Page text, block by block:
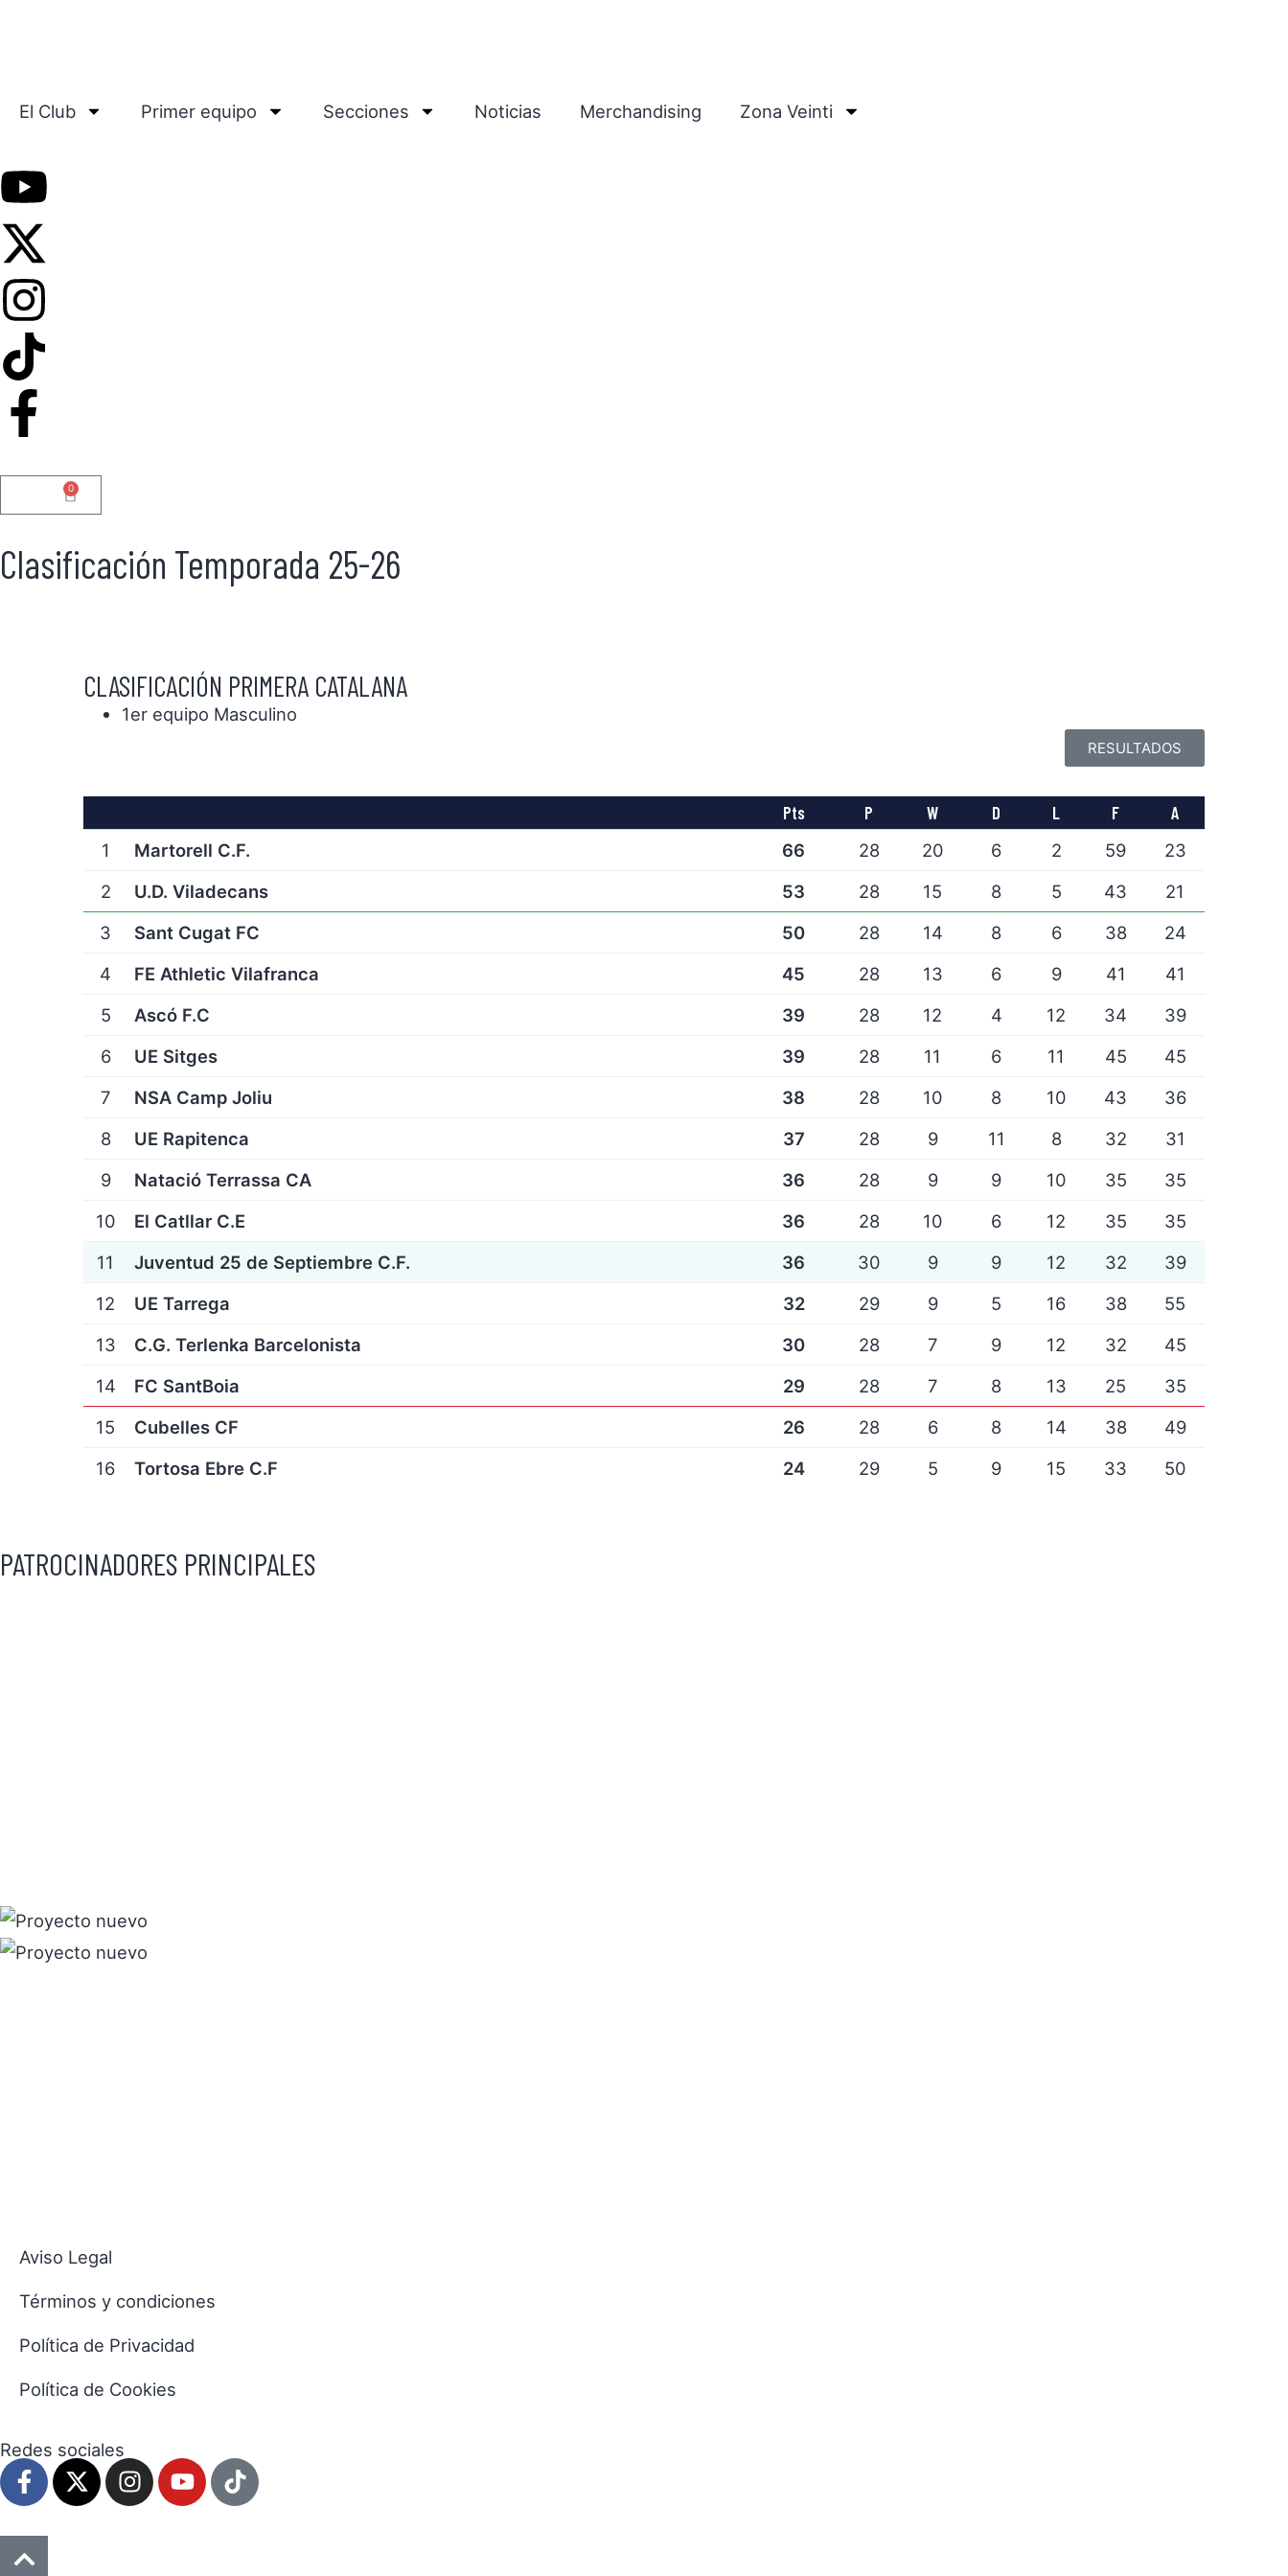
El Club Primer equipo Secciones Noticias Merchandising Zona Veinti
0
Clasificación Temporada 25-26
CLASIFICACIÓN PRIMERA CATALANA
1er equipo Masculino
RESULTADOS
Pts P W D L F
A
1
Martorell C.F. 66 28 20 6 2 59
23
2
U.D. Viladecans 53 28 15 8 5 43
21
3
Sant Cugat FC 50 28 14 8 6 38
24
4
FE Athletic Vilafranca 45 28 13 6 9 41
41
5
Ascó F.C 39 28 12 4 12 34
39
6
UE Sitges 39 28 11 6 11 45
45
7
NSA Camp Joliu 38 28 10 8 10 43
36
8
UE Rapitenca 37 28 9 11 8 32
31
9
Natació Terrassa CA 36 28 9 9 10 35
35
10
El Catllar C.E 36 28 10 6 12 35
35
11
Juventud 25 de Septiembre C.F. 36 30 9 9 12 32
39
12
UE Tarrega 32 29 9 5 16 38
55
13
C.G. Terlenka Barcelonista 30 28 7 9 12 32
45
14
FC SantBoia 29 28 7 8 13 25
35
15
Cubelles CF 26 28 6 8 14 38
49
16
Tortosa Ebre C.F 24 29 5 9 15 33 50
PATROCINADORES PRINCIPALES
Aviso Legal
Términos y condiciones
Política de Privacidad
Política de Cookies
Redes sociales